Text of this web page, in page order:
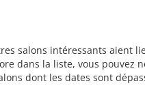
salons intéressants aient
dans la liste, vous pouvez
dont les dates sont